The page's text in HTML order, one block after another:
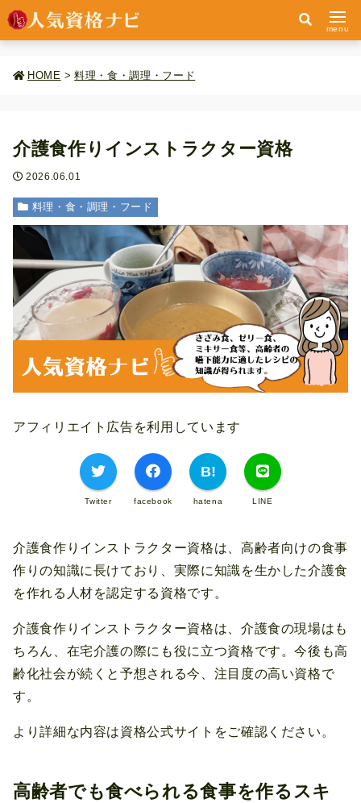
menu
HOME > 料理・食・調理・フード
介護食作りインストラクター資格
2026.06.01
料理・食・調理・フード
アフィリエイト広告を利用しています
Twitter facebook hatena LINE
介護食作りインストラクター資格は、高齢者向けの食事
作りの知識に長けており、実際に知識を生かした介護食
を作れる人材を認定する資格です。
介護食作りインストラクター資格は、介護食の現場はも
ちろん、在宅介護の際にも役に立つ資格です。今後も高
齢化社会が続くと予想される今、注目度の高い資格で
す。
より詳細な内容は資格公式サイトをご確認ください。
高齢者でも食べられる食事を作るスキ